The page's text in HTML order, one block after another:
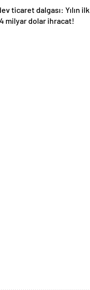
ticaret dalgası: Yılın ilk
milyar dolar ihracat!